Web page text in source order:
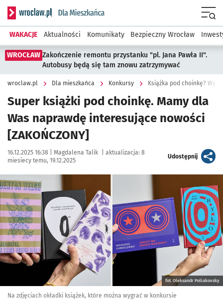
Serwis informacyjny wroclaw.pl podserwis: Dla mieszkańca
WAKACJE Aktualności Komunikaty Bezpieczny Wrocław
WROCŁAW Zakończenie remontu przystanku "pl. Jana Pawła II".
Autobusy będą się tam znowu zatrzymywać
wroclaw.pl Dla mieszkańca Konkursy Książka pod choinkę?
Super książki pod choinkę. Mamy dla
Was naprawdę interesujące nowości
[ZAKOŃCZONY]
Data publikacji:
16.12.2025 16:38 | Autor:
Magdalena Talik aktualizacja: 8
miesiecy temu, 19.12.2025
Udostępnijartykuł
Kliknij, aby powiększyć
fot. Oleksandr Poliakovsky
Na zdjęciach okładki książek, które można wygrać w konkursie